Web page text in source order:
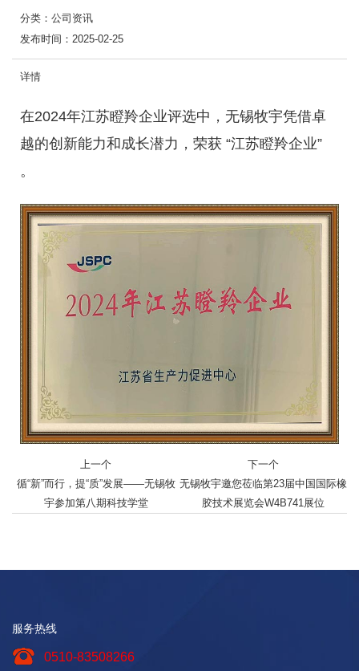
分类： 公司资讯
发布时间： 2025-02-25
详情
在2024年江苏瞪羚企业评选中，无锡牧宇凭借卓
越的创新能力和成长潜力，荣获 “江苏瞪羚企业”
。
上一个
循“新”而行，提“质”发展——无锡牧
宇参加第八期科技学堂
下一个
无锡牧宇邀您莅临第23届中国国际橡
胶技术展览会W4B741展位
服务热线
0510-83508266